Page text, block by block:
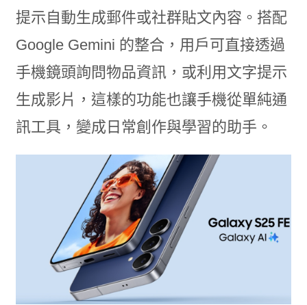
提示自動生成郵件或社群貼文內容。搭配
Google Gemini 的整合，用戶可直接透過
手機鏡頭詢問物品資訊，或利用文字提示
生成影片，這樣的功能也讓手機從單純通
訊工具，變成日常創作與學習的助手。